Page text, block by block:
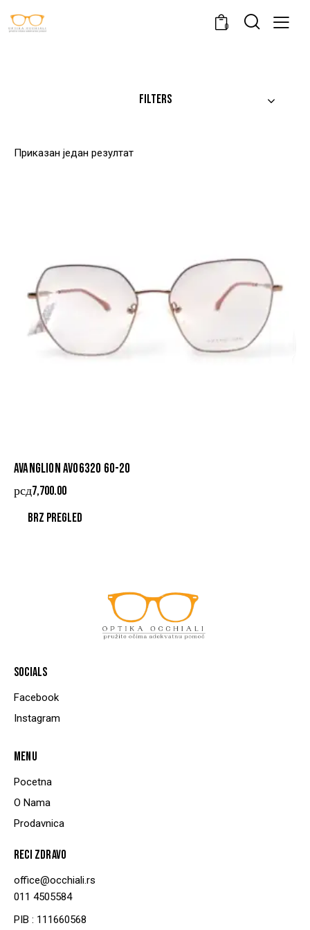
0
Приказан један резултат
AVANGLION AVO6320 60-20
рсд7,700.00
Brz pregled
FILTERS
SOCIALS
Facebook
Instagram
MENU
Pocetna
O Nama
Prodavnica
RECI ZDRAVO
office@occhiali.rs
011 4505584
PIB : 111660568